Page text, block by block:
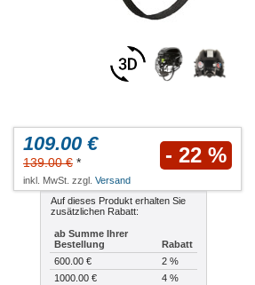
109.00 €
139.00 € * - 22 %
inkl. MwSt. zzgl. Versand
Auf dieses Produkt erhalten Sie
zusätzlichen Rabatt:
ab Summe Ihrer
Bestellung
Rabatt
600.00 €
2 %
1000.00 €
4 %